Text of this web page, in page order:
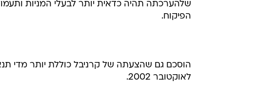
שלהערכתה תהיה כדאית יותר לבעלי המניות
הפיקוח.
הוסכם גם שהצעתה של קרניבל כוללת יותר מדי
לאוקטובר 2002.